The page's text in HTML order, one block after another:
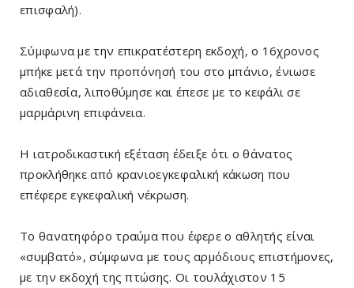
επισφαλή).
Σύμφωνα με την επικρατέστερη εκδοχή, ο 16χρονος
μπήκε μετά την προπόνησή του στο μπάνιο, ένιωσε
αδιαθεσία, λιποθύμησε και έπεσε με το κεφάλι σε
μαρμάρινη επιφάνεια.
Η ιατροδικαστική εξέταση έδειξε ότι ο θάνατος
προκλήθηκε από κρανιοεγκεφαλική κάκωση που
επέφερε εγκεφαλική νέκρωση.
Το θανατηφόρο τραύμα που έφερε ο αθλητής είναι
«συμβατό», σύμφωνα με τους αρμόδιους επιστήμονες,
με την εκδοχή της πτώσης. Οι τουλάχιστον 15